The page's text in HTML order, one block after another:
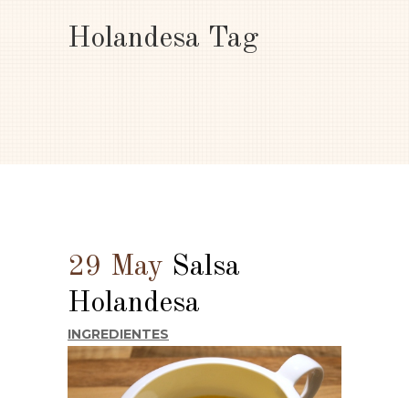
Holandesa Tag
29 May Salsa
Holandesa
INGREDIENTES